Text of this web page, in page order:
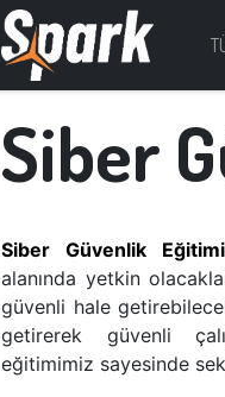
Siber
Siber Güvenlik Eğitimi
alanında yetkin
güvenli hale
getirerek güvenli
eğitimimiz sayesinde